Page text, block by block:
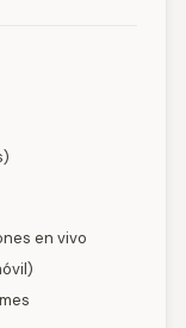
en vivo